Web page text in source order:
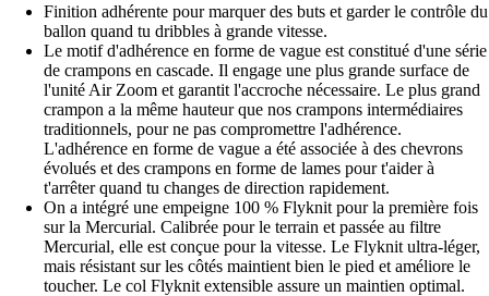
Finition adhérente pour marquer des buts et garder le contrôle du
ballon quand tu dribbles à grande vitesse.
Le motif d'adhérence en forme de vague est constitué d'une série
de crampons en cascade. Il engage une plus grande surface de
l'unité Air Zoom et garantit l'accroche nécessaire. Le plus grand
crampon a la même hauteur que nos crampons intermédiaires
traditionnels, pour ne pas compromettre l'adhérence.
L'adhérence en forme de vague a été associée à des chevrons
évolués et des crampons en forme de lames pour t'aider à
t'arrêter quand tu changes de direction rapidement.
On a intégré une empeigne 100 % Flyknit pour la première fois
sur la Mercurial. Calibrée pour le terrain et passée au filtre
Mercurial, elle est conçue pour la vitesse. Le Flyknit ultra-léger,
mais résistant sur les côtés maintient bien le pied et améliore le
toucher. Le col Flyknit extensible assure un maintien optimal.